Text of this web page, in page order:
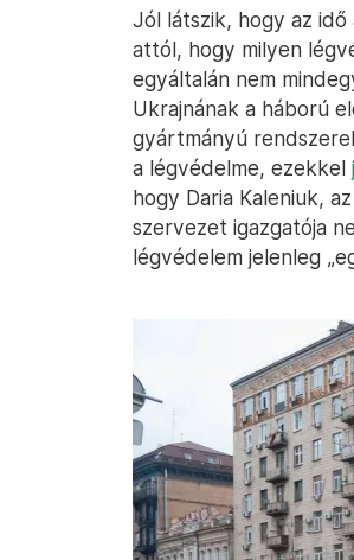
Jól látszik, hogy az
attól, hogy milyen
egyáltalán nem
Ukrajnának a háború
gyártmányú
a légvédelme, ezekkel
hogy Daria Kaleniuk,
szervezet igazgatója
légvédelem jelenleg